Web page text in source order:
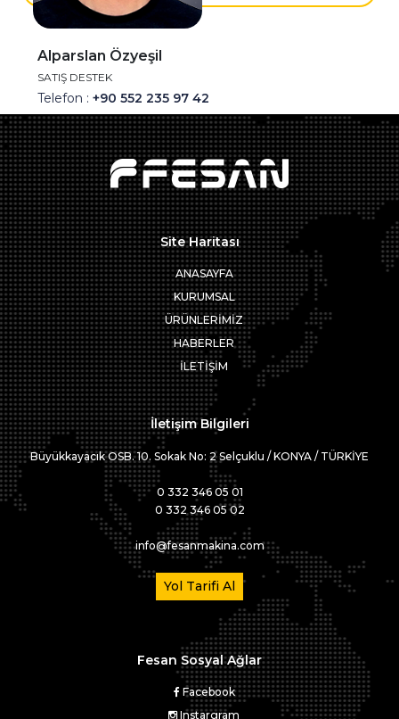
Alparslan Özyeşil
SATIŞ DESTEK
Telefon : +90 552 235 97 42
E-Posta :alparslan@fesanmakina.com
Whatsapp Destek Hattı
Site Haritası
ANASAYFA
KURUMSAL
ÜRÜNLERİMİZ
HABERLER
İLETİŞİM
İletişim Bilgileri
Büyükkayacık OSB. 10. Sokak No: 2 Selçuklu / KONYA / TÜRKİYE
0 332 346 05 01
0 332 346 05 02
info@fesanmakina.com
Yol Tarifi Al
Fesan Sosyal Ağlar
Facebook
Instargram